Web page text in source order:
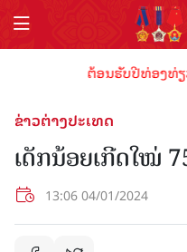
ຕ້ອນຮັບປີທ່ອງທ່ຽວ
ຂ່າວຕ່າງປະເທດ
ເດັກນ້ອຍເກີດໃໝ່
13:06 04/01/2024